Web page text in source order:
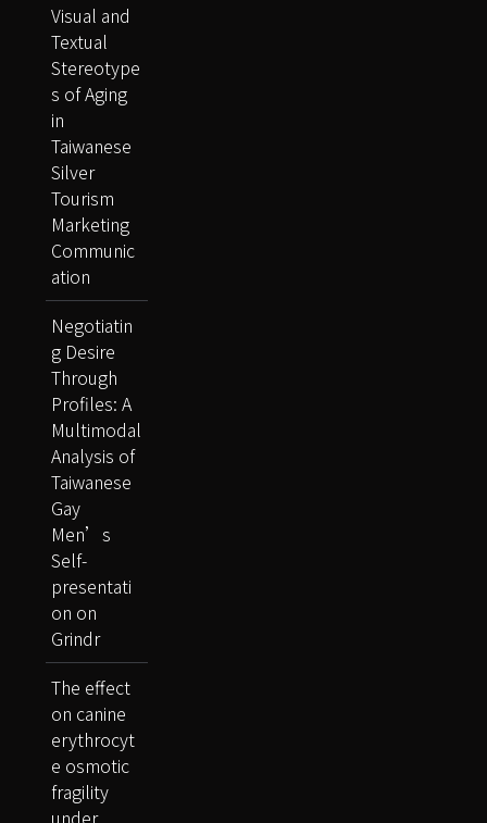
Visual and
Textual
Stereotype
s of Aging
in
Taiwanese
Silver
Tourism
Marketing
Communic
ation
Negotiatin
g Desire
Through
Profiles: A
Multimodal
Analysis of
Taiwanese
Gay
Men’s
Self-
presentati
on on
Grindr
The effect
on canine
erythrocyt
e osmotic
fragility
under